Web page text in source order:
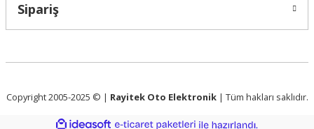
Sipariş
Copyright 2005-2025 © | Rayitek Oto Elektronik| Tüm hakları saklıdır.
ideasoft e-